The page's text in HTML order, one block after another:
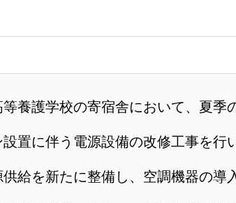
養護学校の寄宿舎において、夏季
置に伴う電源設備の改修工事を行
給を新たに整備し、空調機器の導